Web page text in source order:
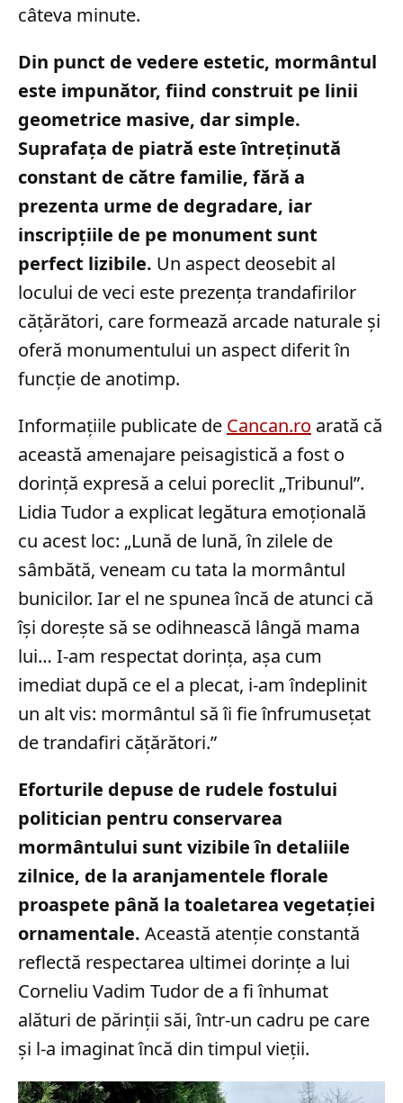
câteva minute.
Din punct de vedere estetic, mormântul
este impunător, fiind construit pe linii
geometrice masive, dar simple.
Suprafața de piatră este întreținută
constant de către familie, fără a
prezenta urme de degradare, iar
inscripțiile de pe monument sunt
perfect lizibile. Un aspect deosebit al
locului de veci este prezența trandafirilor
cățărători, care formează arcade naturale și
oferă monumentului un aspect diferit în
funcție de anotimp.
Informațiile publicate de Cancan.ro arată că
această amenajare peisagistică a fost o
dorință expresă a celui poreclit „Tribunul”.
Lidia Tudor a explicat legătura emoțională
cu acest loc: „Lună de lună, în zilele de
sâmbătă, veneam cu tata la mormântul
bunicilor. Iar el ne spunea încă de atunci că
își dorește să se odihnească lângă mama
lui… I-am respectat dorința, așa cum
imediat după ce el a plecat, i-am îndeplinit
un alt vis: mormântul să îi fie înfrumusețat
de trandafiri cățărători.”
Eforturile depuse de rudele fostului
politician pentru conservarea
mormântului sunt vizibile în detaliile
zilnice, de la aranjamentele florale
proaspete până la toaletarea vegetației
ornamentale. Această atenție constantă
reflectă respectarea ultimei dorințe a lui
Corneliu Vadim Tudor de a fi înhumat
alături de părinții săi, într-un cadru pe care
și l-a imaginat încă din timpul vieții.